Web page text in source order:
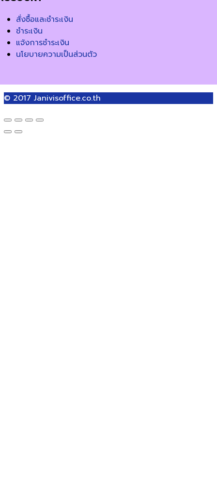
สั่งซื้อและชำระเงิน
ชำระเงิน
แจ้งการชำระเงิน
นโยบายความเป็นส่วนตัว
© 2017 Janivisoffice.co.th